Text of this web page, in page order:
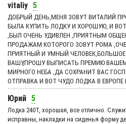
vitaliy 5
ДОБРЫЙ ДЕНЬ,МЕНЯ ЗОВУТ ВИТАЛИЙ
БЫЛА КУПИТЬ ЛОДКУ И ХОРОШУЮ, И
,БЫЛ ОЧЕНЬ УДИВЛЕН ,ПРИЯТНЫМ
ПРОДАЖАМ КОТОРОГО ЗОВУТ РОМА
ПРИЯТНЫЙ И УМНЫЙ
ВАШУ,ПРОШУ ВЫПИСАТЬ ПРЕМИЮ
МИРНОГО НЕБА ,ДА СОХРАНИТ ВАС
ОТПРАВКА И ВОТ ЧУДО ЛОДКА В ЕВРОПЕ
Юрий 5
Лодка 240Т, хорошая, все отлично.
исправны, накладки на сиденья форму